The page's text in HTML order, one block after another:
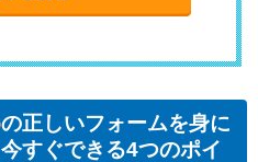
正しいフォームを身に
すぐできる4つのポイ